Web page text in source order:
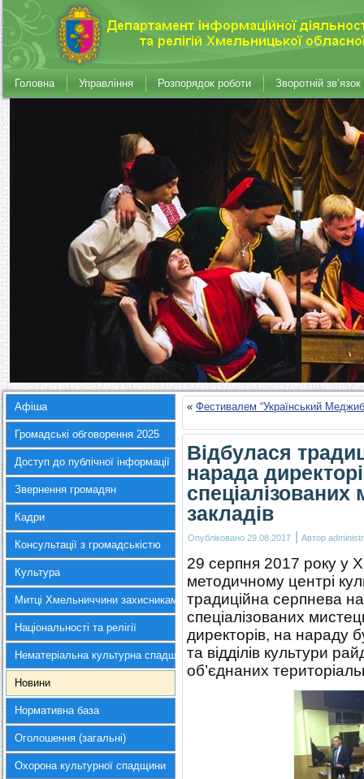
Головна Управління Розпорядок роботи Зворотній зв’язок
Афіша
Громадські обговорення 2025
Доступ до публічної інформації
Звернення громадян
Кадри
Консультації з громадськістю
Культура
Митці Хмельниччини захисникам України
Національності та релігії
Нематеріальна культурна спадщина
Новини
Нормативна база
Оголошення (загальні)
Охорона культурної спадщини
« Фестивалем “Український
Відбулася
нарада
закладів
Опубліковано 29.08.2017 | Автор
29 серпня 2017 року у
методичному центрі
традиційна серпнева
спеціалізованих
директорів, на нараду
та відділів культури
об’єднаних